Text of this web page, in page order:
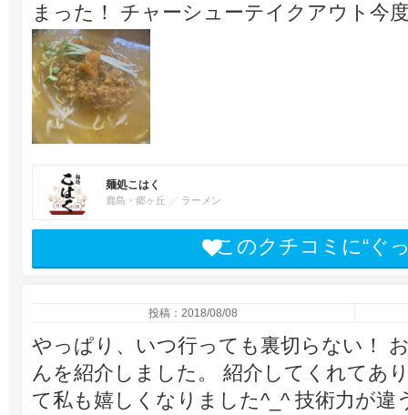
まった！ チャーシューテイクアウト今
麺処こはく
鹿島・郷ヶ丘 ラーメン
このクチコミに“ぐ
投稿：2018/08/08
やっぱり、いつ行っても裏切らない！
んを紹介しました。 紹介してくれてあ
て私も嬉しくなりました^_^ 技術力が違